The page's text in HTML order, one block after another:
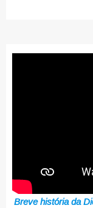
Breve história da